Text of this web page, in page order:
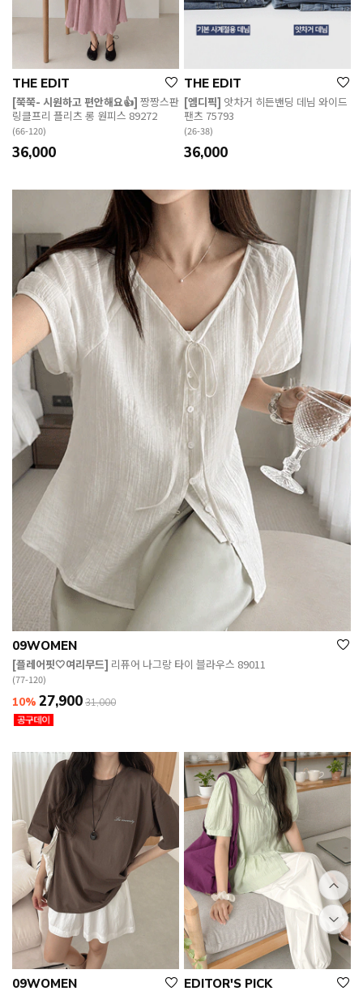
THE EDIT
[쭉쭉- 시원하고 편안해요👍] 짱짱스판
링클프리 플리츠 롱 원피스 89272
(66-120)
36,000
THE EDIT
[엠디픽] 앗차거 히든밴딩 데님 와이드
팬츠 75793
(26-38)
36,000
09WOMEN
[플레어핏🤍여리무드] 리퓨어 나그랑 타이 블라우스 89011
(77-120)
10% 27,900 31,000
09WOMEN EDITOR'S PICK